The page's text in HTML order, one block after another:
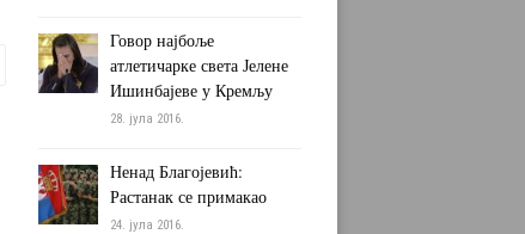
Говор најбоље
атлетичарке света Јелене
Ишинбајеве у Кремљу
28. јула 2016.
Ненад Благојевић:
Растанак се примакао
24. јула 2016.